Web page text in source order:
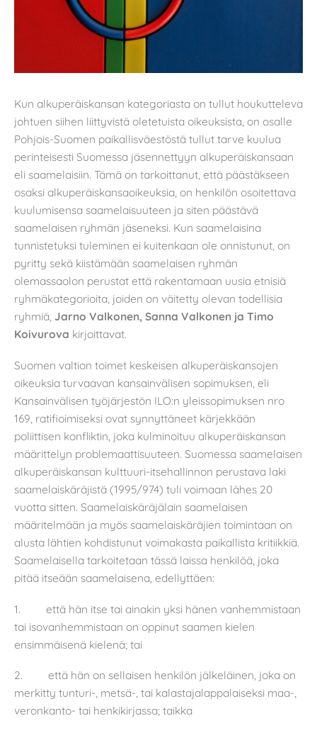
Kun alkuperäiskansan kategoriasta on tullut houkutteleva
johtuen siihen liittyvistä oletetuista oikeuksista, on osalle
Pohjois-Suomen paikallisväestöstä tullut tarve kuulua
perinteisesti Suomessa jäsennettyyn alkuperäiskansaan
eli saamelaisiin. Tämä on tarkoittanut, että päästäkseen
osaksi alkuperäiskansaoikeuksia, on henkilön osoitettava
kuulumisensa saamelaisuuteen ja siten päästävä
saamelaisen ryhmän jäseneksi. Kun saamelaisina
tunnistetuksi tuleminen ei kuitenkaan ole onnistunut, on
pyritty sekä kiistämään saamelaisen ryhmän
olemassaolon perustat että rakentamaan uusia etnisiä
ryhmäkategorioita, joiden on väitetty olevan todellisia
ryhmiä, Jarno Valkonen, Sanna Valkonen ja Timo
Koivurova kirjoittavat.
Suomen valtion toimet keskeisen alkuperäiskansojen
oikeuksia turvaavan kansainvälisen sopimuksen, eli
Kansainvälisen työjärjestön ILO:n yleissopimuksen nro
169, ratifioimiseksi ovat synnyttäneet kärjekkään
poliittisen konfliktin, joka kulminoituu alkuperäiskansan
määrittelyn problemaattisuuteen. Suomessa saamelaisen
alkuperäiskansan kulttuuri-itsehallinnon perustava laki
saamelaiskäräjistä (1995/974) tuli voimaan lähes 20
vuotta sitten. Saamelaiskäräjälain saamelaisen
määritelmään ja myös saamelaiskäräjien toimintaan on
alusta lähtien kohdistunut voimakasta paikallista kritiikkiä.
Saamelaisella tarkoitetaan tässä laissa henkilöä, joka
pitää itseään saamelaisena, edellyttäen:
1. että hän itse tai ainakin yksi hänen vanhemmistaan
tai isovanhemmistaan on oppinut saamen kielen
ensimmäisenä kielenä; tai
2. että hän on sellaisen henkilön jälkeläinen, joka on
merkitty tunturi-, metsä-, tai kalastajalappalaiseksi maa-,
veronkanto- tai henkikirjassa; taikka